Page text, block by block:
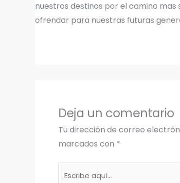
nuestros destinos por el camino
ofrendar para nuestras futuras
Deja un comentario
Tu dirección de correo
marcados con *